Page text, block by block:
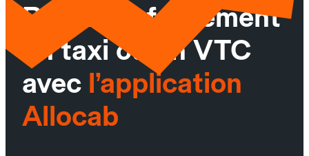
Réservez facilement
un taxi ou un VTC
avec l’application
Allocab